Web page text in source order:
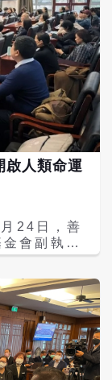
24日，善
會副執行
學哲學系所
集人哲學系
陳越光先
支付和易寶
學國家發展
院周建波教
各界人士80